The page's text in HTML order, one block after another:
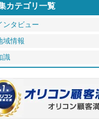
カテゴリ一覧
ンタビュー
域情報
識